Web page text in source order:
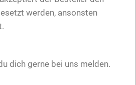
werden, ansonsten
dich gerne bei uns melden.